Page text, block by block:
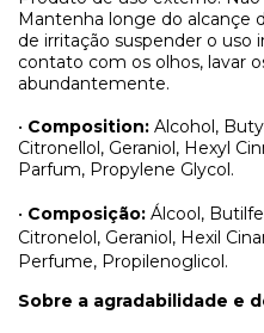
Mantenha longe do alcançe
de irritação suspender o
contato com os olhos, lavar
abundantemente.
• Composition: Alcohol,
Citronellol, Geraniol, Hexyl
Parfum, Propylene Glycol.
• Composição: Álcool,
Citronelol, Geraniol, Hexil
Perfume, Propilenoglicol.
Sobre a agradabilidade e